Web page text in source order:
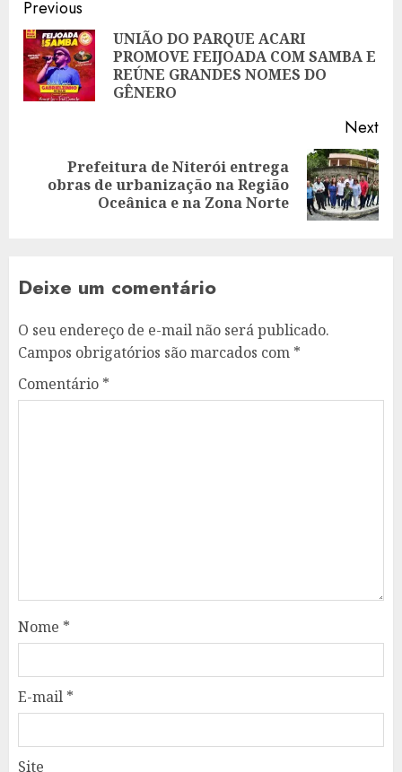
Post
navigation
Previous
UNIÃO DO PARQUE ACARI
PROMOVE FEIJOADA COM SAMBA E
REÚNE GRANDES NOMES DO
GÊNERO
Next
Next
Prefeitura de Niterói entrega
obras de urbanização na Região
Oceânica e na Zona Norte
Deixe um comentário
O seu endereço de e-mail não será publicado.
Campos obrigatórios são marcados com *
Comentário *
Nome *
E-mail *
Site